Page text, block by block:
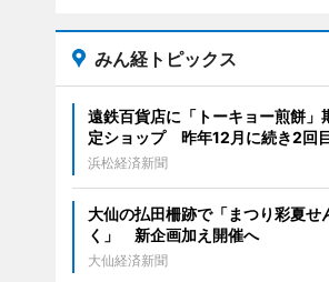
みん経トピックス
遠鉄百貨店に「トーキョー煎餅」
定ショップ 昨年12月に続き2回
浜松経済新聞
大仙の払田柵跡で「まつり彩夏せ
く」 新企画加え開催へ
大仙経済新聞